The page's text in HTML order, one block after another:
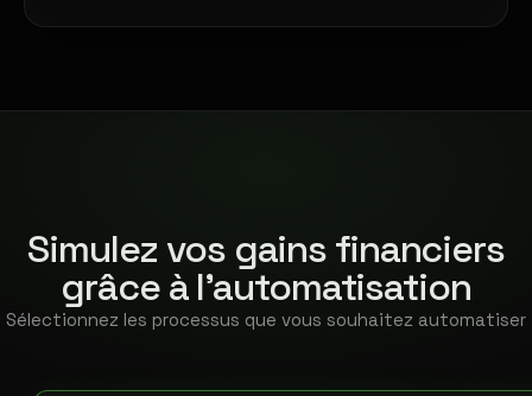
Simulez vos gains financiers
grâce à l'automatisation
Sélectionnez les processus que vous souhaitez automatiser